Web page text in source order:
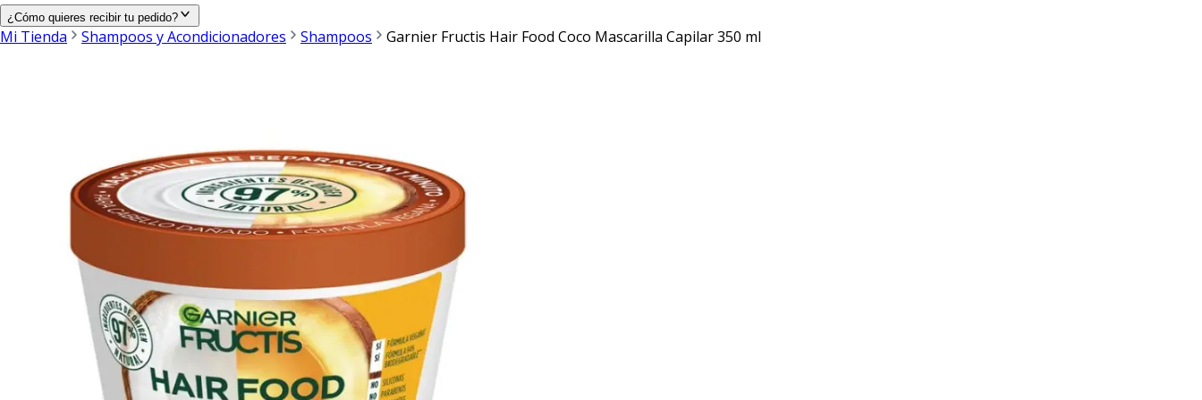
¿Cómo quieres recibir tu pedido?
Mi Tienda Shampoos y Acondicionadores Shampoos Garnier Fructis Hair Food Coco Mascarilla Capilar 350 ml